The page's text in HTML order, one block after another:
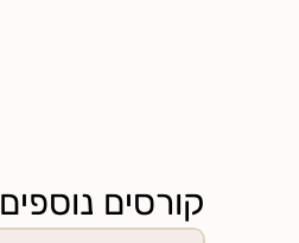
קורסים נוספים